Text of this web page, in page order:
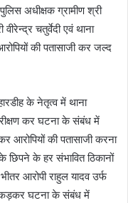
अधीक्षक ग्रामीण श्री
चतुर्वेदी एवं थाना
की पतासाजी कर जल्द
के नेतृत्व में थाना
कर घटना के संबंध में
आरोपियों की पतासाजी करना
के छिपने के हर संभावित ठिकानों
आरोपी राहुल यादव उर्फ
घटना के संबंध में